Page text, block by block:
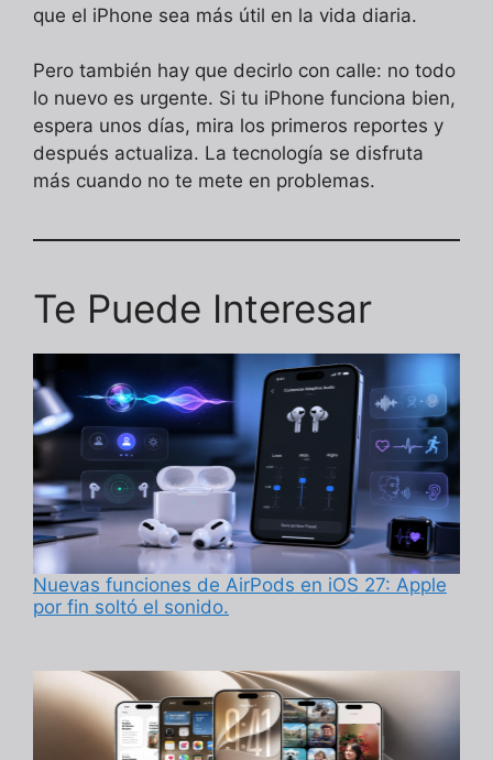
que el iPhone sea más útil en la vida diaria.
Pero también hay que decirlo con calle: no todo
lo nuevo es urgente. Si tu iPhone funciona bien,
espera unos días, mira los primeros reportes y
después actualiza. La tecnología se disfruta
más cuando no te mete en problemas.
Te Puede Interesar
Nuevas funciones de AirPods en iOS 27: Apple
por fin soltó el sonido.